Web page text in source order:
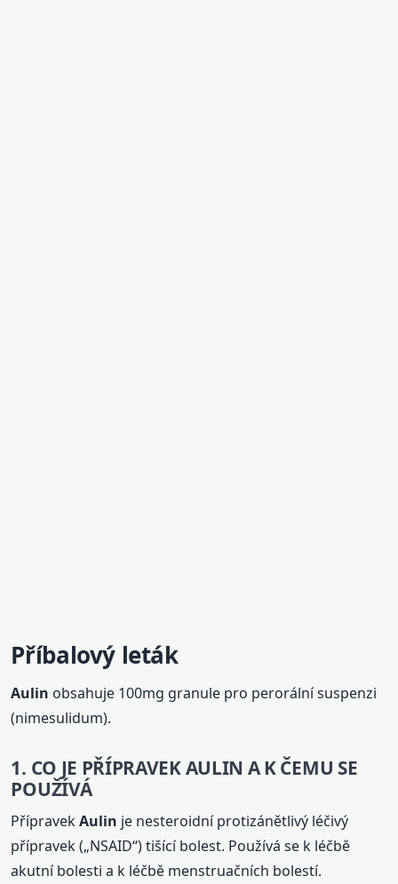
Příbalový leták
Aulin obsahuje 100mg granule pro perorální suspenzi
(nimesulidum).
1. CO JE PŘÍPRAVEKAULIN A K ČEMU SE
POUŽÍVÁ
PřípravekAulin je nesteroidní protizánětlivý léčivý
přípravek („NSAID“) tišící bolest. Používá se k léčbě
akutní bolesti a k léčbě menstruačních bolestí.